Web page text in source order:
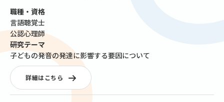
職種・資格
言語聴覚士
公認心理師
研究テーマ
子どもの発音の発達に影響する要因について
詳細はこちら